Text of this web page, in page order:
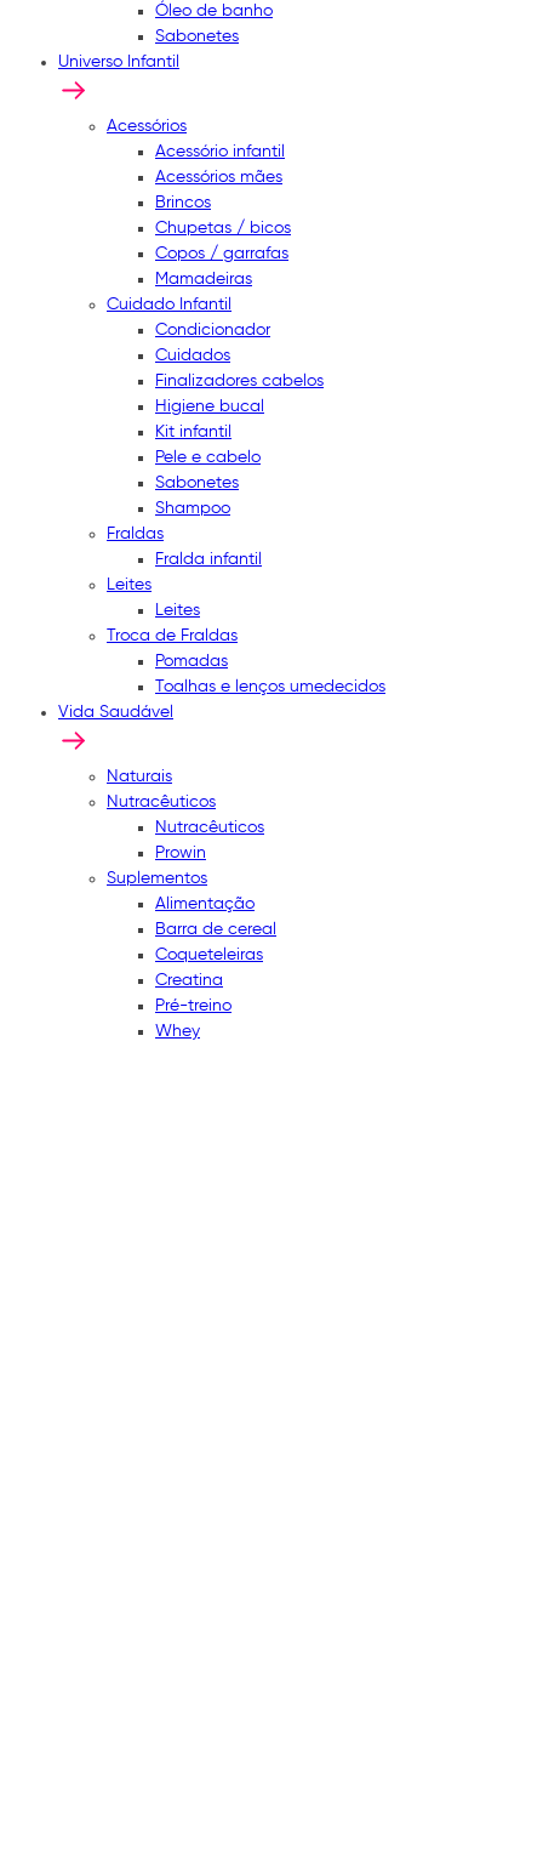
Óleo de banho
Sabonetes
Universo Infantil
Acessórios
Acessório infantil
Acessórios mães
Brincos
Chupetas / bicos
Copos / garrafas
Mamadeiras
Cuidado Infantil
Condicionador
Cuidados
Finalizadores cabelos
Higiene bucal
Kit infantil
Pele e cabelo
Sabonetes
Shampoo
Fraldas
Fralda infantil
Leites
Leites
Troca de Fraldas
Pomadas
Toalhas e lenços umedecidos
Vida Saudável
Naturais
Nutracêuticos
Nutracêuticos
Prowin
Suplementos
Alimentação
Barra de cereal
Coqueteleiras
Creatina
Pré-treino
Whey